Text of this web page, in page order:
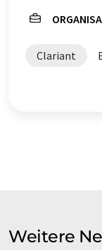
Clariant
Weitere